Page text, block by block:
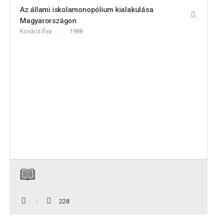
Az állami iskolamonopólium kialakulása
Magyarországon
Kovács Éva 1988
228